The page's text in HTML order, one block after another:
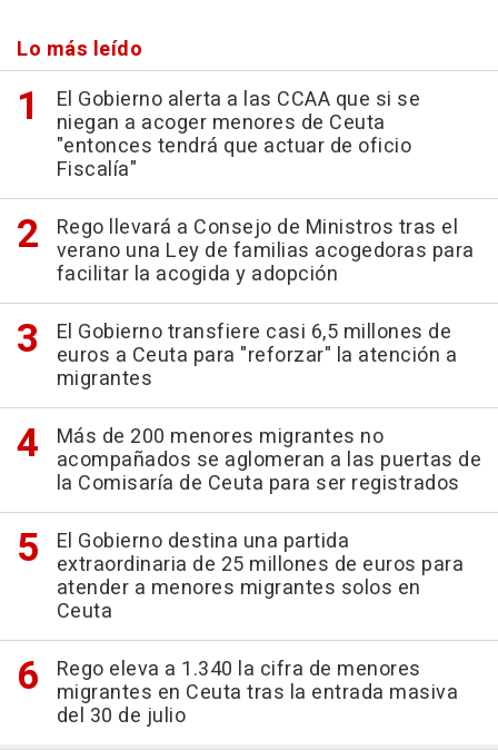
Lo más leído
El Gobierno alerta a las CCAA que si se
niegan a acoger menores de Ceuta
"entonces tendrá que actuar de oficio
Fiscalía"
Rego llevará a Consejo de Ministros tras el
verano una Ley de familias acogedoras para
facilitar la acogida y adopción
El Gobierno transfiere casi 6,5 millones de
euros a Ceuta para "reforzar" la atención a
migrantes
Más de 200 menores migrantes no
acompañados se aglomeran a las puertas de
la Comisaría de Ceuta para ser registrados
El Gobierno destina una partida
extraordinaria de 25 millones de euros para
atender a menores migrantes solos en
Ceuta
Rego eleva a 1.340 la cifra de menores
migrantes en Ceuta tras la entrada masiva
del 30 de julio